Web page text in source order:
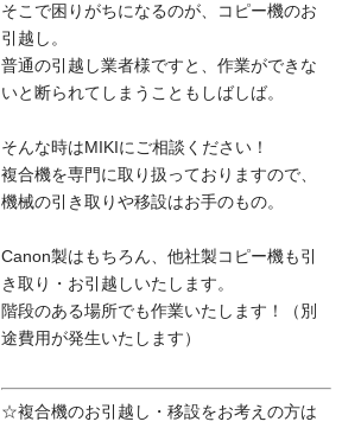
そこで困りがちになるのが、コピー機のお
引越し。
普通の引越し業者様ですと、作業ができな
いと断られてしまうこともしばしば。
そんな時はMIKIにご相談ください！
複合機を専門に取り扱っておりますので、
機械の引き取りや移設はお手のもの。
Canon製はもちろん、他社製コピー機も引
き取り・お引越しいたします。
階段のある場所でも作業いたします！（別
途費用が発生いたします）
☆複合機のお引越し・移設をお考えの方は